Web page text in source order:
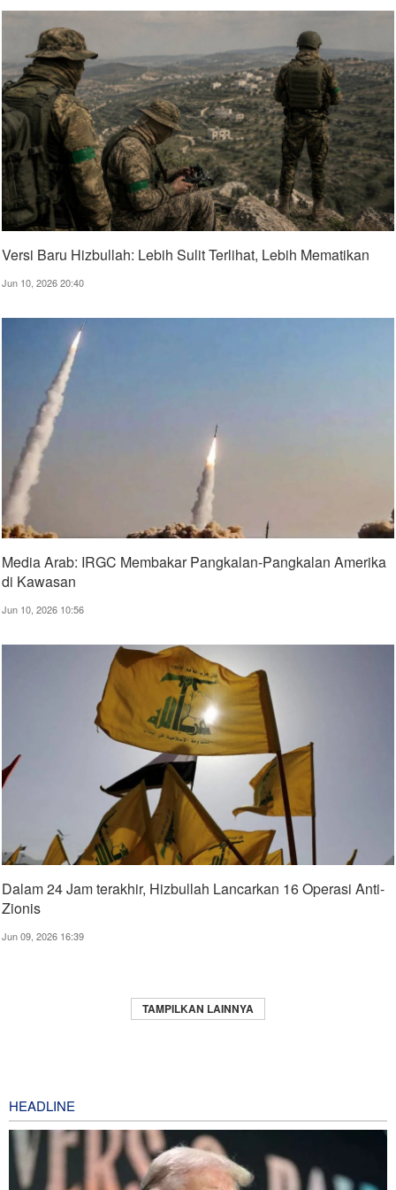
Versi Baru Hizbullah: Lebih Sulit Terlihat, Lebih Mematikan
Jun 10, 2026 20:40
Media Arab: IRGC Membakar Pangkalan-Pangkalan Amerika
di Kawasan
Jun 10, 2026 10:56
Dalam 24 Jam terakhir, Hizbullah Lancarkan 16 Operasi Anti-
Zionis
Jun 09, 2026 16:39
TAMPILKAN LAINNYA
HEADLINE